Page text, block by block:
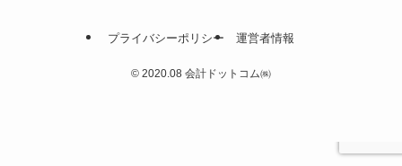
プライバシーポリシー 運営者情報
© 2020.08 会計ドットコム㈱